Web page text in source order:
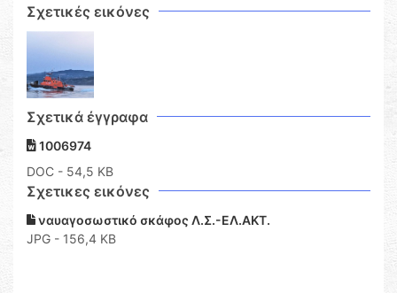
Σχετικές εικόνες
Σχετικά έγγραφα
1006974
DOC - 54,5 KB
Σχετικες εικόνες
ναυαγοσωστικό σκάφος Λ.Σ.-ΕΛ.ΑΚΤ.
JPG - 156,4 KB